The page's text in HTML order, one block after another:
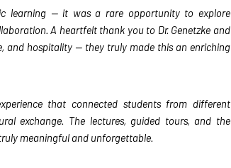
learning — it was a rare opportunity to explore
A heartfelt thank you to Dr. Genetzke and
and hospitality — they truly made this an enriching
that connected students from different
exchange. The lectures, guided tours, and the
meaningful and unforgettable.